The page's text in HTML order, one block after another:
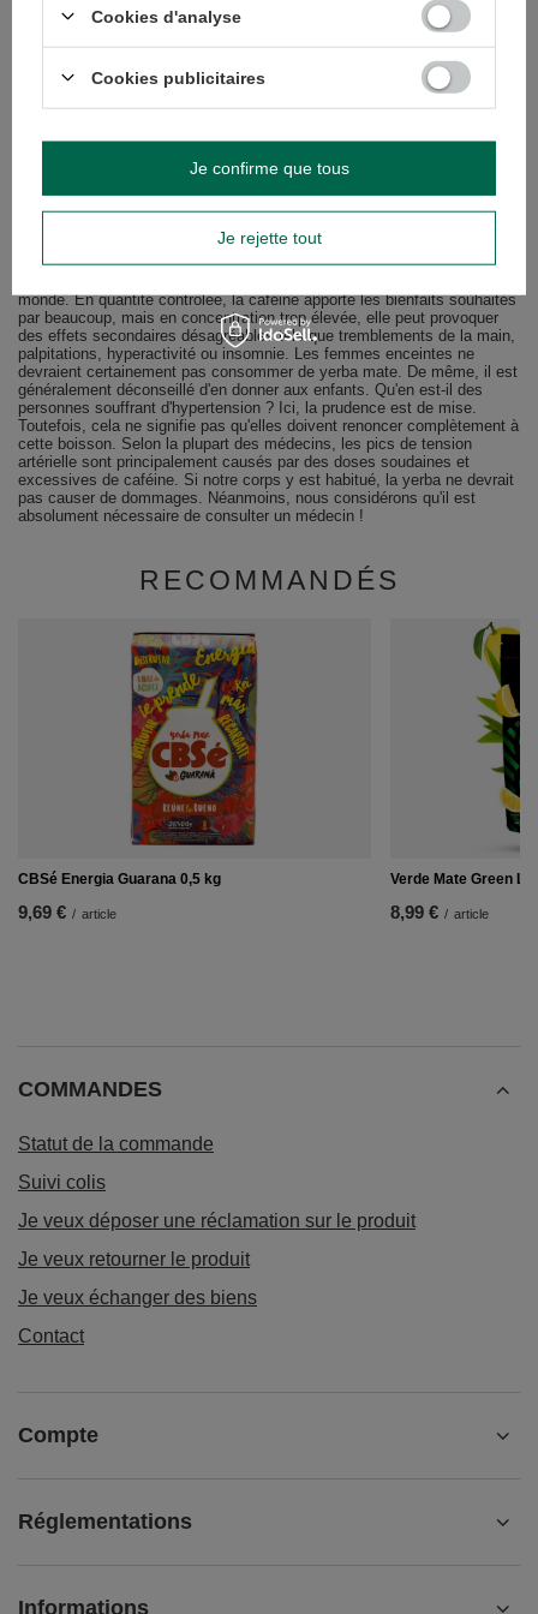
qualité du produit séché, vous pouvez bien sûr vous permettre quelques
recharges d'eau. La yerba mate met relativement longtemps à libérer
gaspillage ! Pour un matéiste expérimenté, 2 ou 3 remplissages ne
devraient pas être inhabituels. Bien entendu, la modération est toujours
de mise. Ne vous forcez pas à boire le breuvage à tout prix et sans
les gens, mais dans les bonnes quantités !
Y a-t-il des contre-indications à la
consommation de yerba mate ? Qui doit
monde. En quantité contrôlée, la caféine apporte les bienfaits souhaités
par beaucoup, mais en concentration trop élevée, elle peut provoquer
des effets secondaires désagréables tels que tremblements de la main,
palpitations, hyperactivité ou insomnie. Les femmes enceintes ne
devraient certainement pas consommer de yerba mate. De même, il est
généralement déconseillé d'en donner aux enfants. Qu'en est-il des
personnes souffrant d'hypertension ? Ici, la prudence est de mise.
Toutefois, cela ne signifie pas qu'elles doivent renoncer complètement à
cette boisson. Selon la plupart des médecins, les pics de tension
artérielle sont principalement causés par des doses soudaines et
excessives de caféine. Si notre corps y est habitué, la yerba ne devrait
pas causer de dommages. Néanmoins, nous considérons qu'il est
absolument nécessaire de consulter un médecin !
RECOMMANDÉS
CBSé Energia Guarana 0,5 kg
9,69 € / article
Verde Mate Green
8,99 € / article
COMMANDES
Statut de la commande
Suivi colis
Je veux déposer une réclamation sur le produit
Je veux retourner le produit
Je veux échanger des biens
Contact
Compte
Réglementations
Informations
Cookies d'analyse
Cookies publicitaires
Je rejette tout
Je confirme que tous